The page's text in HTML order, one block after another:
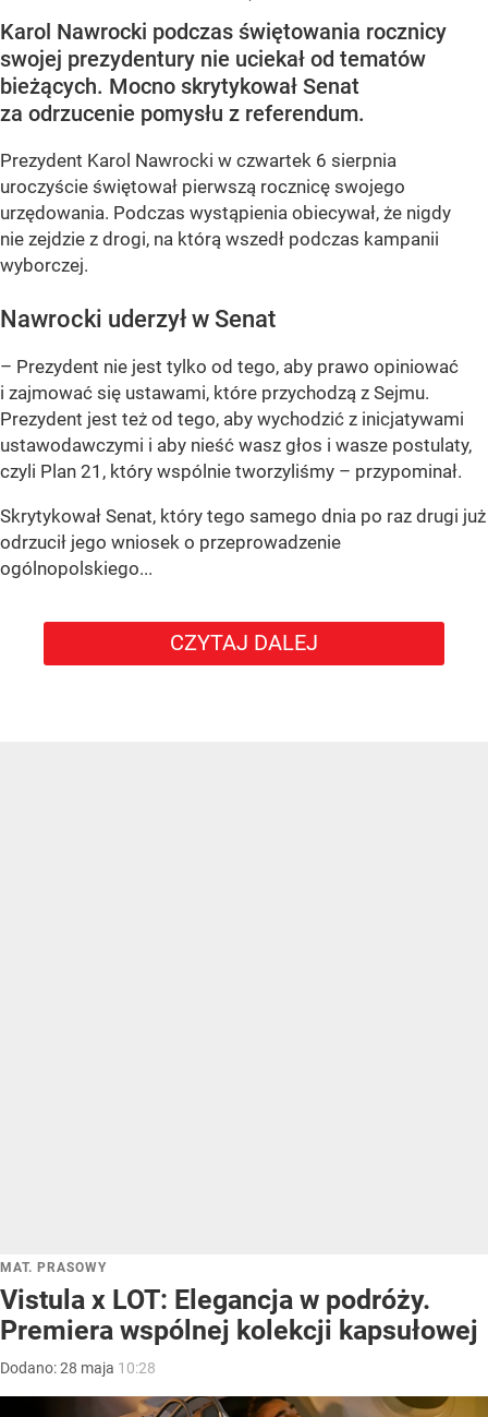
Karol Nawrocki podczas świętowania rocznicy
swojej prezydentury nie uciekał od tematów
bieżących. Mocno skrytykował Senat
za odrzucenie pomysłu z referendum.
Prezydent Karol Nawrocki w czwartek 6 sierpnia
uroczyście świętował pierwszą rocznicę swojego
urzędowania. Podczas wystąpienia obiecywał, że nigdy
nie zejdzie z drogi, na którą wszedł podczas kampanii
wyborczej.
Nawrocki uderzył w Senat
– Prezydent nie jest tylko od tego, aby prawo opiniować
i zajmować się ustawami, które przychodzą z Sejmu.
Prezydent jest też od tego, aby wychodzić z inicjatywami
ustawodawczymi i aby nieść wasz głos i wasze postulaty,
czyli Plan 21, który wspólnie tworzyliśmy – przypominał.
Skrytykował Senat, który tego samego dnia po raz drugi już
odrzucił jego wniosek o przeprowadzenie
ogólnopolskiego...
CZYTAJ DALEJ
MAT. PRASOWY
Vistula x LOT: Elegancja w podróży.
Premiera wspólnej kolekcji kapsułowej
Dodano:28 maja 10:28